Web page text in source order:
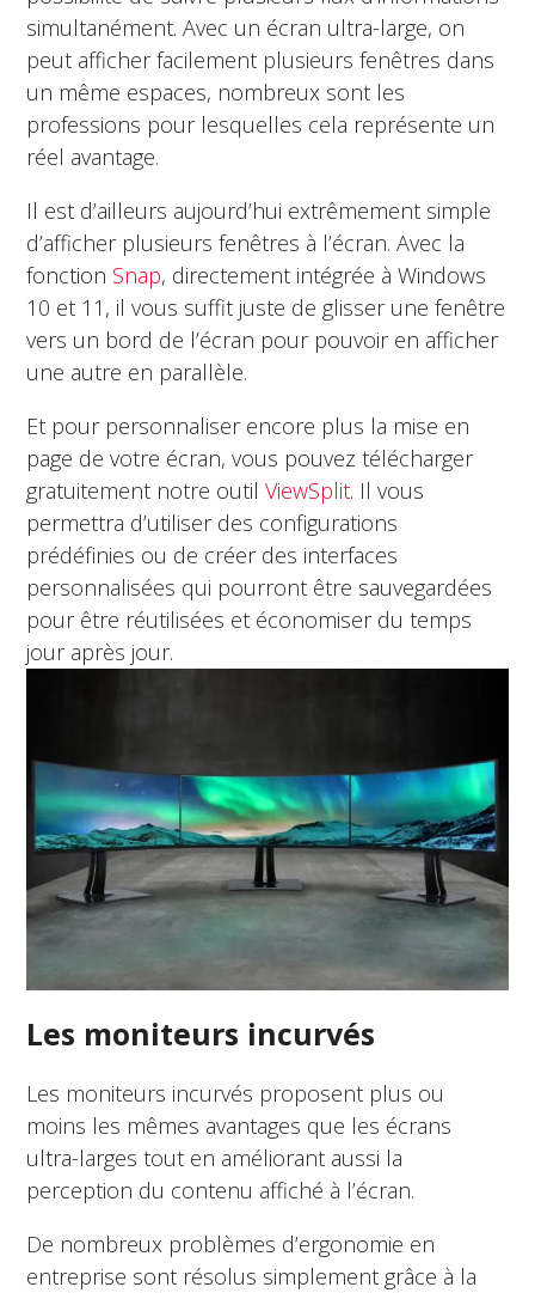
simultanément. Avec un écran ultra-large, on
peut afficher facilement plusieurs fenêtres dans
un même espaces, nombreux sont les
professions pour lesquelles cela représente un
réel avantage.
Il est d’ailleurs aujourd’hui extrêmement simple
d’afficher plusieurs fenêtres à l’écran. Avec la
fonction Snap, directement intégrée à Windows
10 et 11, il vous suffit juste de glisser une fenêtre
vers un bord de l’écran pour pouvoir en afficher
une autre en parallèle.
Et pour personnaliser encore plus la mise en
page de votre écran, vous pouvez télécharger
gratuitement notre outilViewSplit. Il vous
permettra d’utiliser des configurations
prédéfinies ou de créer des interfaces
personnalisées qui pourront être sauvegardées
pour être réutilisées et économiser du temps
jour après jour.
Les moniteurs incurvés
Les moniteurs incurvés proposent plus ou
moins les mêmes avantages que les écrans
ultra-larges tout en améliorant aussi la
perception du contenu affiché à l’écran.
De nombreux problèmes d’ergonomie en
entreprise sont résolus simplement grâce à la